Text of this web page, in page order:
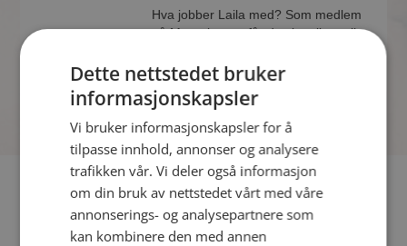
Hva jobber Laila med? Som medlem
på Møteplassen får du vite alle mulige
Fler single
Flere singlekvinner fra Stjørdal :Unni,Mariana
Dette nettstedet bruker
informasjonskapsler
Vi bruker informasjonskapsler for å
tilpasse innhold, annonser og analysere
trafikken vår. Vi deler også informasjon
om din bruk av nettstedet vårt med våre
annonserings- og analysepartnere som
kan kombinere den med annen